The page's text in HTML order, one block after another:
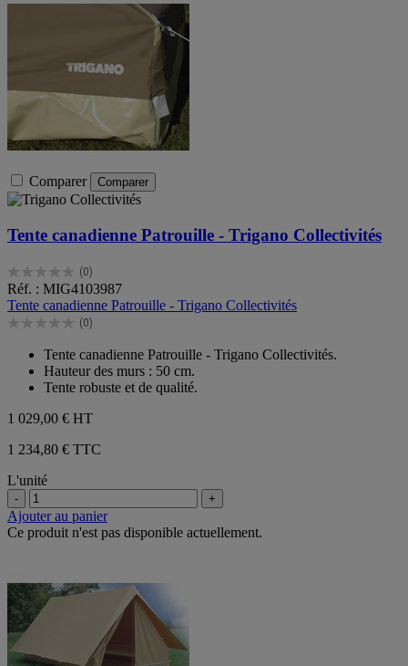
Comparer Comparer
Tente canadienne Patrouille - Trigano Collectivités
(0)
0.0
sur
5
étoiles.
Réf. : MIG4103987
Tente canadienne Patrouille - Trigano Collectivités
(0)
0.0
étoiles.
Tente canadienne Patrouille - Trigano Collectivités.
Hauteur des murs : 50 cm.
Tente robuste et de qualité.
1 029,00 € HT
1 234,80 € TTC
L'unité
- +
Ajouter au panier
Ce produit n'est pas disponible actuellement.